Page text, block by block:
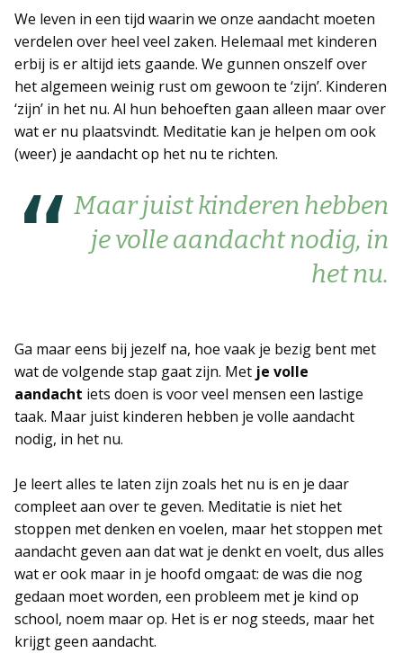
ERVARINGSBLOG
VEELGESTELDE VRAGEN
LITERATUUR EN LINKS
ALGEMENE VOORWAARDEN
We leven in een tijd waarin we onze aandacht moeten
verdelen over heel veel zaken. Helemaal met kinderen
erbij is er altijd iets gaande. We gunnen onszelf over
het algemeen weinig rust om gewoon te ‘zijn’. Kinderen
‘zijn’ in het nu. Al hun behoeften gaan alleen maar over
wat er nu plaatsvindt. Meditatie kan je helpen om ook
(weer) je aandacht op het nu te richten.
Maar juist kinderen hebben
je volle aandacht nodig, in
het nu.
Ga maar eens bij jezelf na, hoe vaak je bezig bent met
wat de volgende stap gaat zijn. Met je volle
aandacht iets doen is voor veel mensen een lastige
taak. Maar juist kinderen hebben je volle aandacht
nodig, in het nu.
Je leert alles te laten zijn zoals het nu is en je daar
compleet aan over te geven. Meditatie is niet het
stoppen met denken en voelen, maar het stoppen met
aandacht geven aan dat wat je denkt en voelt, dus alles
wat er ook maar in je hoofd omgaat: de was die nog
gedaan moet worden, een probleem met je kind op
school, noem maar op. Het is er nog steeds, maar het
krijgt geen aandacht.